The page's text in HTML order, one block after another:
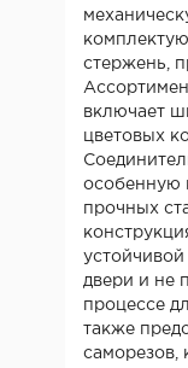
стержень,
включает
цветовых
особенную
прочных
двери и не
процессе
также
саморезов,